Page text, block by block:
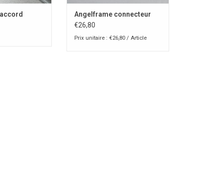
Angelframe connecteur
€26,80
Prix unitaire : €26,80 / Article